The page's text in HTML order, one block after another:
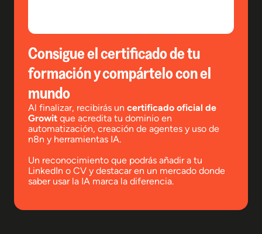
Consigue el certificado de tu
formación y compártelo con el
mundo
Al finalizar, recibirás un certificado oficial de
Growit que acredita tu dominio en
automatización, creación de agentes y uso de
n8n y herramientas IA.
Un reconocimiento que podrás añadir a tu
LinkedIn o CV y destacar en un mercado donde
saber usar la IA marca la diferencia.